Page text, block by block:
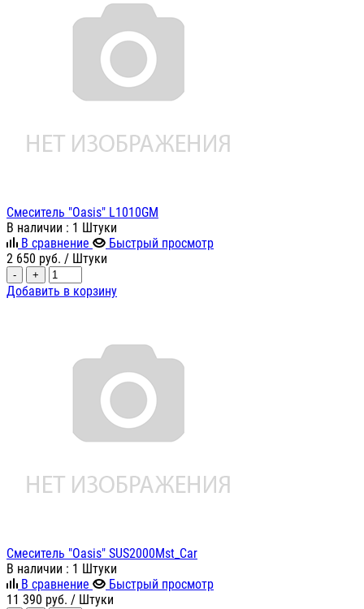
Смеситель "Oasis" L1010GM
В наличии : 1 Штуки
В сравнение
Быстрый просмотр
2 650 руб. / Штуки
- +
Добавить в корзину
Смеситель "Oasis" SUS2000Mst_Car
В наличии : 1 Штуки
В сравнение
Быстрый просмотр
11 390 руб. / Штуки